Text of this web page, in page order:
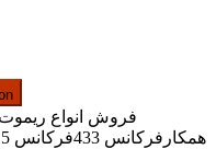
فروش انواع